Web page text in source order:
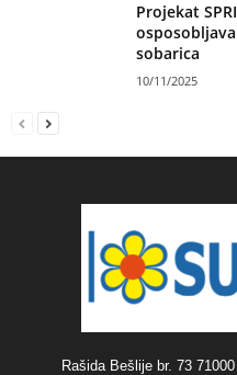
Projekat
sobarica
10/11/2025
Rašida Bešlije br. 73